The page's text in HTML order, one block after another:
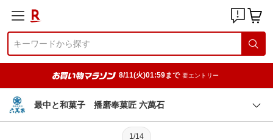
8/11(火)01:59まで 要エントリー
最中と和菓子 播磨奉菓匠 六萬石
1/14